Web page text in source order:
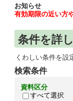
お知らせ
有効期限の近い方
条件を詳
くわしい条件を設
検索条件
資料区分
すべて選択